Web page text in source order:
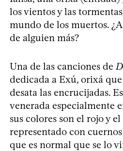
los vientos y las
mundo de los muertos.
de alguien más?
Una de las canciones de
dedicada a Exú, orixá
desata las encrucijadas.
venerada especialmente
sus colores son el rojo y el
representado con
que es normal que se lo